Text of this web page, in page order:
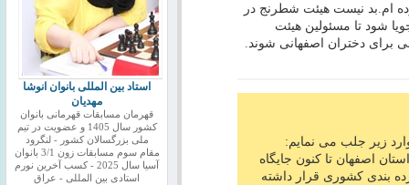
ام.بد نیست هیئت شطرنج در
شود تا مسئولین هیئت
برای دختران اصفهانی شوند.
زیر جلب می نمایم:
اصفهان تا کنون جایگاه
بندی کشوری قرار داشته
استاد بین المللی بانوان انوشا
مهدیان
قهرمان مسابقات قهرمانی بانوان
کشور سال 1405 و عضویت در تیم
ملی بزرگسالان کشور - لنگرود
مقام سوم مسابقات زون 3/1 بانوان
آسیا سال 2025 - کسب آخرین نورم
استادی بین المللی - عراق